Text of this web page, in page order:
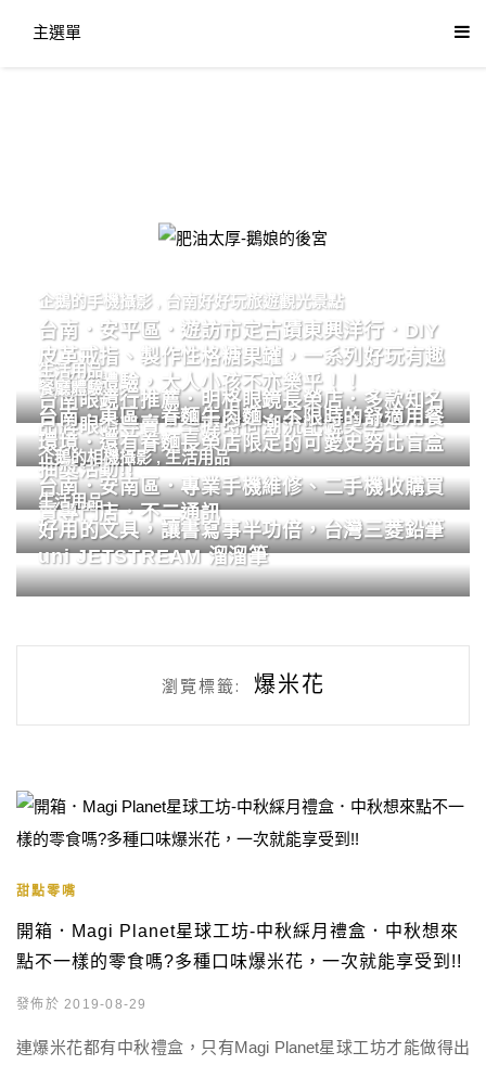
主選單
肥油太厚-鵝娘的後宮
企鵝的手機攝影 台南好好玩旅遊觀光景點
台南．安平區．遊訪市定古蹟東興洋行．DIY
皮革戒指、製作性格糖果罐，一系列好玩有趣
的手作體驗，大人小孩不亦樂乎！！
生活用品
台南眼鏡行推薦．明格眼鏡長榮店．多款知名
品牌眼鏡專賣．掌握時尚潮流配鏡美學。
餐廳體驗
台南．東區．眷麵牛肉麵．不限時的舒適用餐
環境．還有眷麵長榮店限定的可愛史努比盲盒
抽獎活動!!
企鵝的相機攝影,生活用品
台南．安南區．專業手機維修、二手機收購買
賣專門店．不二通訊
生活用品
好用的文具，讓書寫事半功倍，台灣三菱鉛筆
uni JETSTREAM 溜溜筆
瀏覽標籤: 爆米花
甜點零嘴
開箱．Magi Planet星球工坊-中秋綵月禮盒．中秋想來
點不一樣的零食嗎?多種口味爆米花，一次就能享受到!!
發佈於 2019-08-29
連爆米花都有中秋禮盒，只有Magi Planet星球工坊才能做得出